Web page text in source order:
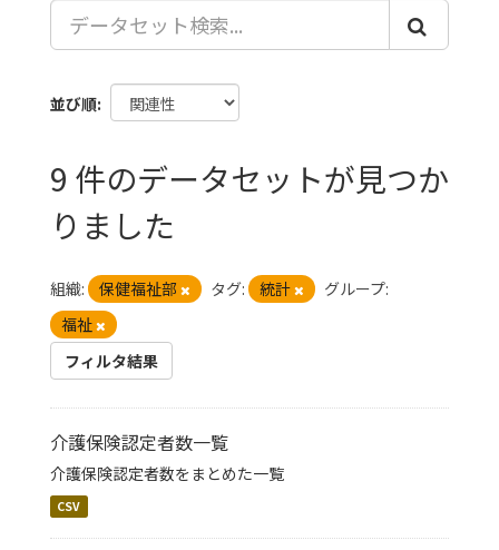
並び順
9 件のデータセットが見つか
りました
組織: 保健福祉部 タグ: 統計
グループ:
福祉
フィルタ結果
介護保険認定者数一覧
介護保険認定者数をまとめた一覧
CSV